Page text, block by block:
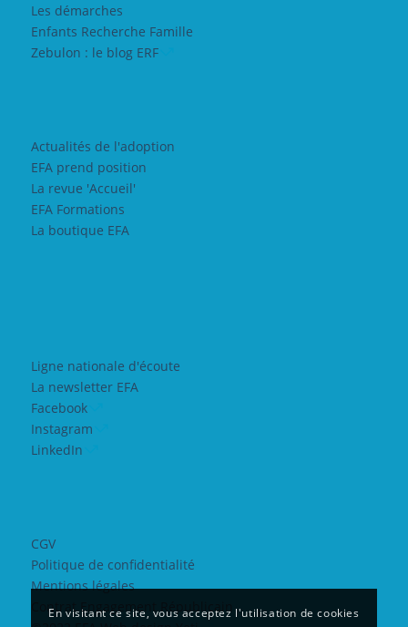
Les démarches
Enfants Recherche Famille
Zebulon : le blog ERF
Actualités de l'adoption
EFA prend position
La revue 'Accueil'
EFA Formations
La boutique EFA
Ligne nationale d'écoute
La newsletter EFA
Facebook
Instagram
LinkedIn
CGV
Politique de confidentialité
Mentions légales
Contrat Engagement Républicain
En visitant ce site, vous acceptez l'utilisation de cookies